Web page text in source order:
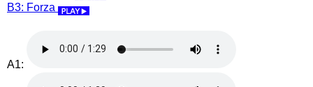
B3: Forza
A1: